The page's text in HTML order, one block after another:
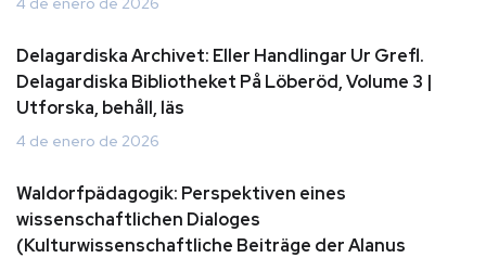
Delagardiska Archivet: Eller Handlingar Ur Grefl.
Delagardiska Bibliotheket På Löberöd, Volume 3 |
Utforska, behåll, läs
4 de enero de 2026
Waldorfpädagogik: Perspektiven eines
wissenschaftlichen Dialoges
(Kulturwissenschaftliche Beiträge der Alanus